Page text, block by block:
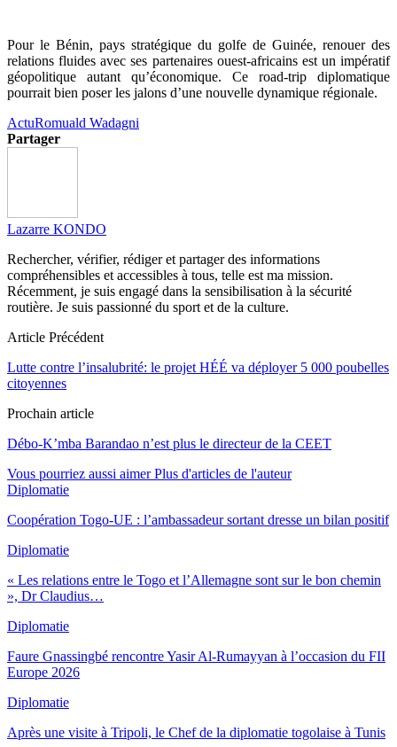
Pour le Bénin, pays stratégique du golfe de Guinée, renouer des
relations fluides avec ses partenaires ouest-africains est un impératif
géopolitique autant qu’économique. Ce road-trip diplomatique
pourrait bien poser les jalons d’une nouvelle dynamique régionale.
ActuRomuald Wadagni
Partager
Lazarre KONDO
Rechercher, vérifier, rédiger et partager des informations
compréhensibles et accessibles à tous, telle est ma mission.
Récemment, je suis engagé dans la sensibilisation à la sécurité
routière. Je suis passionné du sport et de la culture.
Article Précédent
Lutte contre l’insalubrité: le projet HÉÉ va déployer 5 000 poubelles
citoyennes
Prochain article
Débo-K’mba Barandao n’est plus le directeur de la CEET
Vous pourriez aussi aimer Plus d'articles de l'auteur
Diplomatie
Coopération Togo-UE : l’ambassadeur sortant dresse un bilan positif
Diplomatie
« Les relations entre le Togo et l’Allemagne sont sur le bon chemin
», Dr Claudius…
Diplomatie
Faure Gnassingbé rencontre Yasir Al-Rumayyan à l’occasion du FII
Europe 2026
Diplomatie
Après une visite à Tripoli, le Chef de la diplomatie togolaise à Tunis